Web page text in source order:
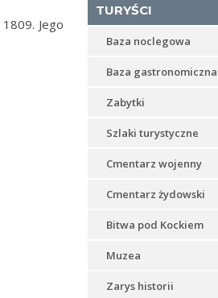
Jego
TURYŚCI
Baza noclegowa
Baza gastronomiczna
Zabytki
Szlaki turystyczne
Cmentarz wojenny
Cmentarz żydowski
Bitwa pod Kockiem
Muzea
Zarys historii